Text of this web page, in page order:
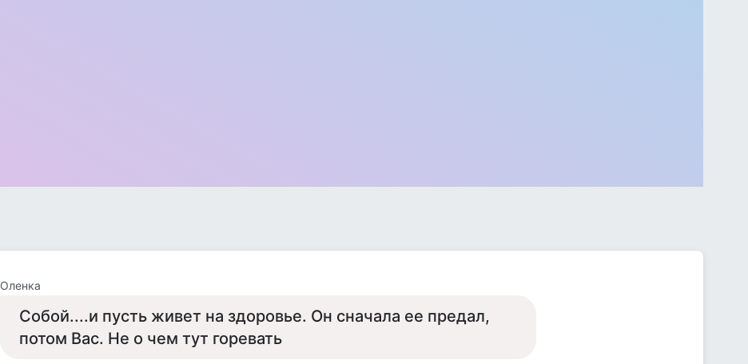
Оленка
Собой....и пусть живет на здоровье. Он сначала ее предал,
потом Вас. Не о чем тут горевать